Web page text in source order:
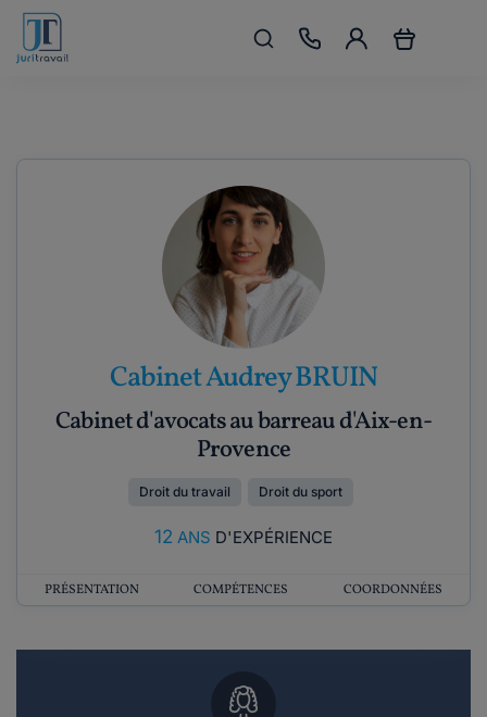
Cabinet Audrey BRUIN
Cabinet d'avocats au barreau d'Aix-en-
Provence
Droit du travail Droit du sport
12 ANS D'EXPÉRIENCE
PRÉSENTATION COMPÉTENCES COORDONNÉES